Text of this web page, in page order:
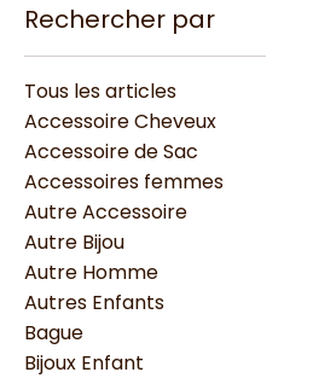
Rechercher par
Tous les articles
Accessoire Cheveux
Accessoire de Sac
Accessoires femmes
Autre Accessoire
Autre Bijou
Autre Homme
Autres Enfants
Bague
Bijoux Enfant